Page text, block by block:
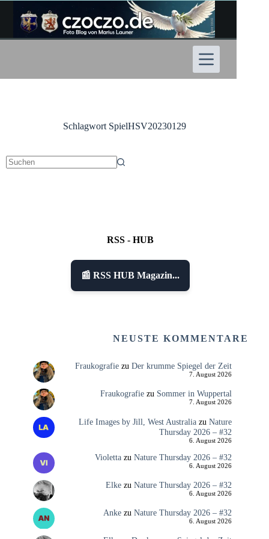
Inhalt
springen
SchlagwortSpielHSV20230129
RSS - HUB
📰 RSS HUB Magazin...
NEUSTE KOMMENTARE
Fraukografiezu Der krumme Spiegel der Zeit
7. August 2026
Fraukografiezu Sommer in Wuppertal
7. August 2026
Life Images by Jill, West Australiazu Nature
Thursday 2026 – #32
6. August 2026
Violettazu Nature Thursday 2026 – #32
6. August 2026
Elkezu Nature Thursday 2026 – #32
6. August 2026
Ankezu Nature Thursday 2026 – #32
6. August 2026